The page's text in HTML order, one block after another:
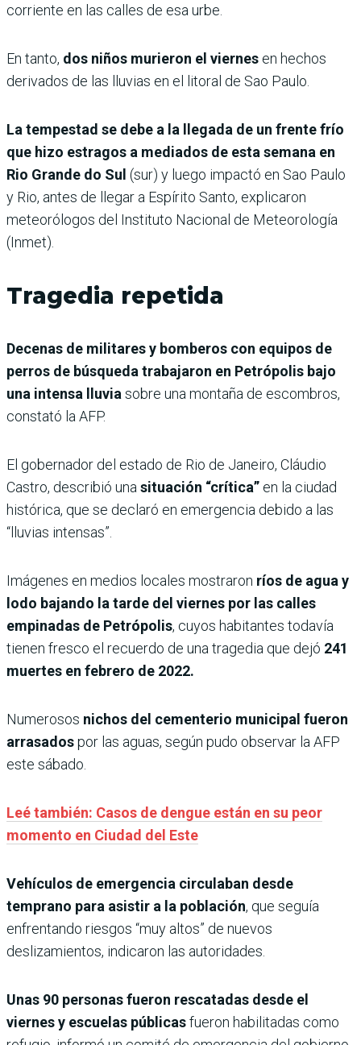
corriente en las calles de esa urbe.
En tanto, dos niños murieron el viernes en hechos
derivados de las lluvias en el litoral de Sao Paulo.
La tempestad se debe a la llegada de un frente frío
que hizo estragos a mediados de esta semana en
Rio Grande do Sul (sur) y luego impactó en Sao Paulo
y Rio, antes de llegar a Espírito Santo, explicaron
meteorólogos del Instituto Nacional de Meteorología
(Inmet).
Tragedia repetida
Decenas de militares y bomberos con equipos de
perros de búsqueda trabajaron en Petrópolis bajo
una intensa lluvia sobre una montaña de escombros,
constató la AFP.
El gobernador del estado de Rio de Janeiro, Cláudio
Castro, describió una situación “crítica” en la ciudad
histórica, que se declaró en emergencia debido a las
“lluvias intensas”.
Imágenes en medios locales mostraron ríos de agua y
lodo bajando la tarde del viernes por las calles
empinadas de Petrópolis, cuyos habitantes todavía
tienen fresco el recuerdo de una tragedia que dejó 241
muertes en febrero de 2022.
Numerosos nichos del cementerio municipal fueron
arrasadospor las aguas, según pudo observar la AFP
este sábado.
Leé también: Casos de dengue están en su peor
momento en Ciudad del Este
Vehículos de emergencia circulaban desde
temprano para asistir a la población, que seguía
enfrentando riesgos “muy altos” de nuevos
deslizamientos, indicaron las autoridades.
Unas 90 personas fueron rescatadas desde el
viernes y escuelas públicasfueron habilitadas como